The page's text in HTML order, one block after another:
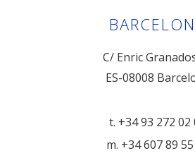
C/ Enric
ES-08008
t. +34 93 272 02
m. +34 607 89